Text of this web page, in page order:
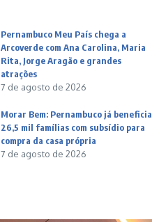
Pernambuco Meu País chega a
Arcoverde com Ana Carolina, Maria
Rita, Jorge Aragão e grandes
atrações
7 de agosto de 2026
Morar Bem: Pernambuco já beneficia
26,5 mil famílias com subsídio para
compra da casa própria
7 de agosto de 2026